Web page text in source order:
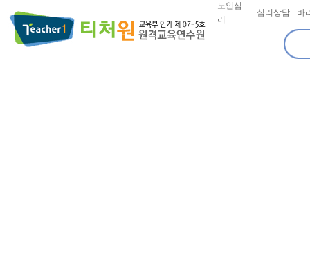
노인심
리
심리상담 바